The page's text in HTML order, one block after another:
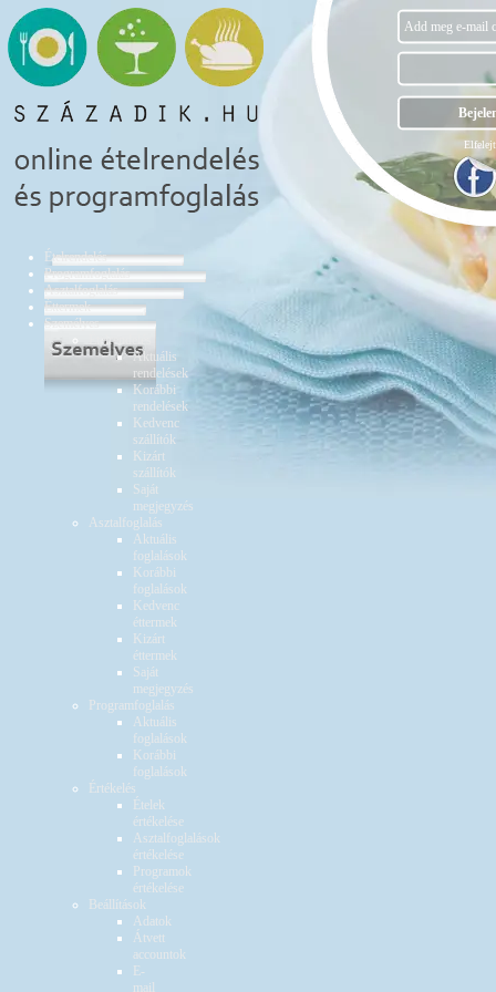
Ételrendelés
Programfoglalás
Asztalfoglalás
Éttermek
Személyes
Ételrendelés
Aktuális
rendelések
Korábbi
rendelések
Kedvenc
szállítók
Kizárt
szállítók
Saját
megjegyzés
Asztalfoglalás
Aktuális
foglalások
Korábbi
foglalások
Kedvenc
éttermek
Kizárt
éttermek
Saját
megjegyzés
Programfoglalás
Aktuális
foglalások
Korábbi
foglalások
Értékelés
Ételek
értékelése
Asztalfoglalások
értékelése
Programok
értékelése
Beállítások
Adatok
Átvett
accountok
E-
mail